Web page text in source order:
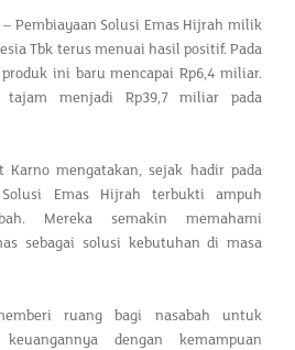
– Pembiayaan Solusi Emas Hijrah milik
Tbk terus menuai hasil positif. Pada
ini baru mencapai Rp6,4 miliar.
menjadi Rp39,7 miliar pada
Karno mengatakan, sejak hadir pada
Emas Hijrah terbukti ampuh
Mereka semakin memahami
sebagai solusi kebutuhan di masa
ruang bagi nasabah untuk
dengan kemampuan